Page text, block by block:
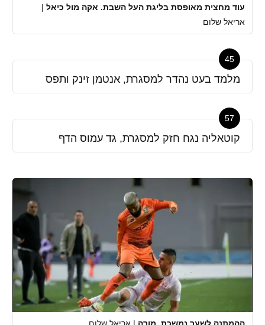
עוד מחצית מאופסת בליגת העל השבת. אקה מול כיאל |
אריאל שלום
45
מלמד בעט נהדר למסגרת, אנטמן זינק ותפס
57
קוטאליה נגח חזק למסגרת, גד עמוס הדף